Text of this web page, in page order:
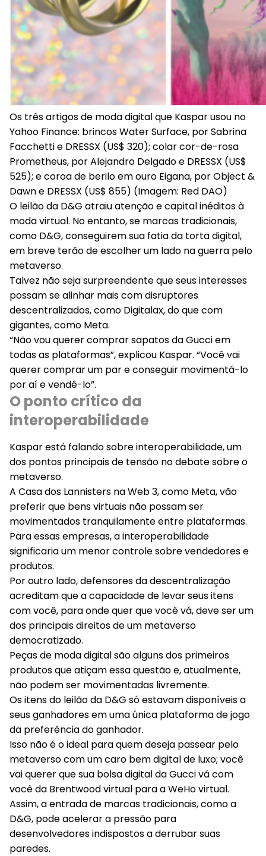
Os três artigos de moda digital que Kaspar usou no
Yahoo Finance: brincos Water Surface, por Sabrina
Facchetti e DRESSX (US$ 320); colar cor-de-rosa
Prometheus, por Alejandro Delgado e DRESSX (US$
525); e coroa de berilo em ouro Eigana, por Object &
Dawn e DRESSX (US$ 855) (Imagem: Red DAO)
O leilão da D&G atraiu atenção e capital inéditos à
moda virtual. No entanto, se marcas tradicionais,
como D&G, conseguirem sua fatia da torta digital,
em breve terão de escolher um lado na guerra pelo
metaverso.
Talvez não seja surpreendente que seus interesses
possam se alinhar mais com disruptores
descentralizados, como Digitalax, do que com
gigantes, como Meta.
“Não vou querer comprar sapatos da Gucci em
todas as plataformas”, explicou Kaspar. “Você vai
querer comprar um par e conseguir movimentá-lo
por aí e vendê-lo”.
O ponto crítico da
interoperabilidade
Kaspar está falando sobre interoperabilidade, um
dos pontos principais de tensão no debate sobre o
metaverso.
A Casa dos Lannisters na Web 3, como Meta, vão
preferir que bens virtuais não possam ser
movimentados tranquilamente entre plataformas.
Para essas empresas, a interoperabilidade
significaria um menor controle sobre vendedores e
produtos.
Por outro lado, defensores da descentralização
acreditam que a capacidade de levar seus itens
com você, para onde quer que você vá, deve ser um
dos principais direitos de um metaverso
democratizado.
Peças de moda digital são alguns dos primeiros
produtos que atiçam essa questão e, atualmente,
não podem ser movimentadas livremente.
Os itens do leilão da D&G só estavam disponíveis a
seus ganhadores em uma única plataforma de jogo
da preferência do ganhador.
Isso não é o ideal para quem deseja passear pelo
metaverso com um caro bem digital de luxo; você
vai querer que sua bolsa digital da Gucci vá com
você da Brentwood virtual para a WeHo virtual.
Assim, a entrada de marcas tradicionais, como a
D&G, pode acelerar a pressão para
desenvolvedores indispostos a derrubar suas
paredes.